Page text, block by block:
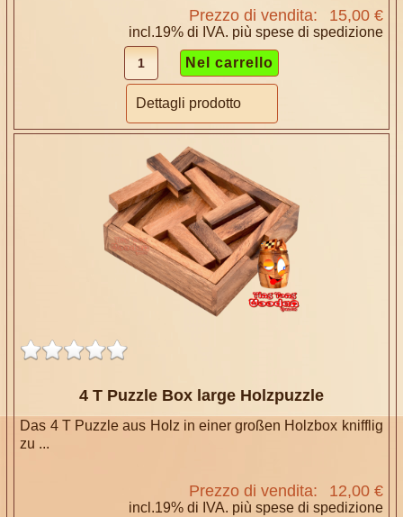
Prezzo di vendita: 15,00 €
incl.19% di IVA. più spese di spedizione
Dettagli prodotto
4 T Puzzle Box large Holzpuzzle
Das 4 T Puzzle aus Holz in einer großen Holzbox knifflig
zu ...
Prezzo di vendita: 12,00 €
incl.19% di IVA. più spese di spedizione